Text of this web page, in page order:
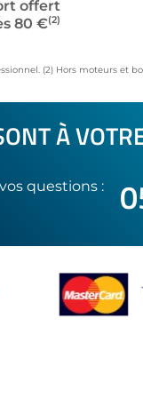
offert
80 €(2)
(2) Hors moteurs et
À
questions :